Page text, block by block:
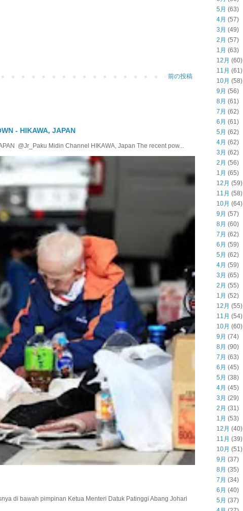
前の投稿
- HIKAWA, JAPAN
@Jr_Paku Midin Channel HIKAWA, Japan The recent pow...
di bawah pimpinan Ketua Menteri Datuk Patinggi Abang Johari
5月 (63)
4月 (57)
3月 (49)
2月 (57)
1月 (63)
12月 (60)
11月 (61)
10月 (58)
9月 (56)
8月 (61)
7月 (62)
6月 (61)
5月 (62)
4月 (62)
3月 (62)
2月 (56)
1月 (65)
12月 (59)
11月 (58)
10月 (64)
9月 (57)
8月 (60)
7月 (62)
6月 (59)
5月 (62)
4月 (59)
3月 (65)
2月 (55)
1月 (52)
12月 (55)
11月 (54)
10月 (60)
9月 (74)
8月 (90)
7月 (63)
6月 (45)
5月 (38)
4月 (45)
3月 (29)
2月 (31)
1月 (53)
12月 (40)
11月 (39)
10月 (51)
9月 (37)
8月 (35)
7月 (34)
6月 (40)
5月 (37)